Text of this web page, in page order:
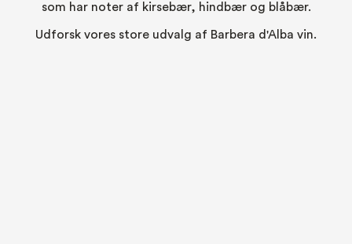
som har noter af kirsebær, hindbær og blåbær.
Udforsk vores store udvalg af Barbera d'Alba vin.